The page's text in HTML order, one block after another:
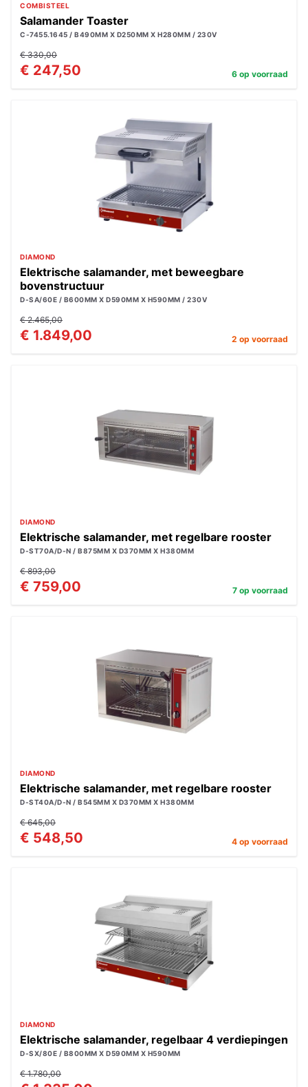
COMBISTEEL
Salamander Toaster
C-7455.1645 / B490MM X D250MM X H280MM / 230V
€ 330,00
€ 247,50 6 op voorraad
DIAMOND
Elektrische salamander, met beweegbare
bovenstructuur
D-SA/60E / B600MM X D590MM X H590MM / 230V
€ 2.465,00
€ 1.849,00 2 op voorraad
DIAMOND
Elektrische salamander, met regelbare rooster
D-ST70A/D-N / B875MM X D370MM X H380MM
€ 893,00
€ 759,00 7 op voorraad
DIAMOND
Elektrische salamander, met regelbare rooster
D-ST40A/D-N / B545MM X D370MM X H380MM
€ 645,00
€ 548,50 4 op voorraad
DIAMOND
Elektrische salamander, regelbaar 4 verdiepingen
D-SX/80E / B800MM X D590MM X H590MM
€ 1.780,00